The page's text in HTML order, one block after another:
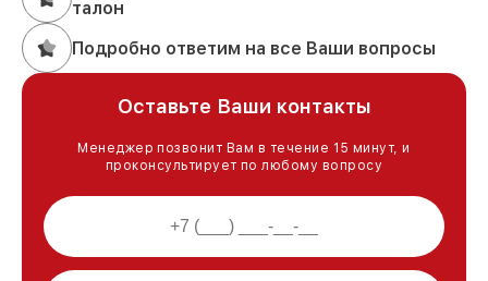
талон
Подробно ответим на все Ваши вопросы
Оставьте Ваши контакты
Менеджер позвонит Вам в течение 15 минут, и
проконсультирует по любому вопросу